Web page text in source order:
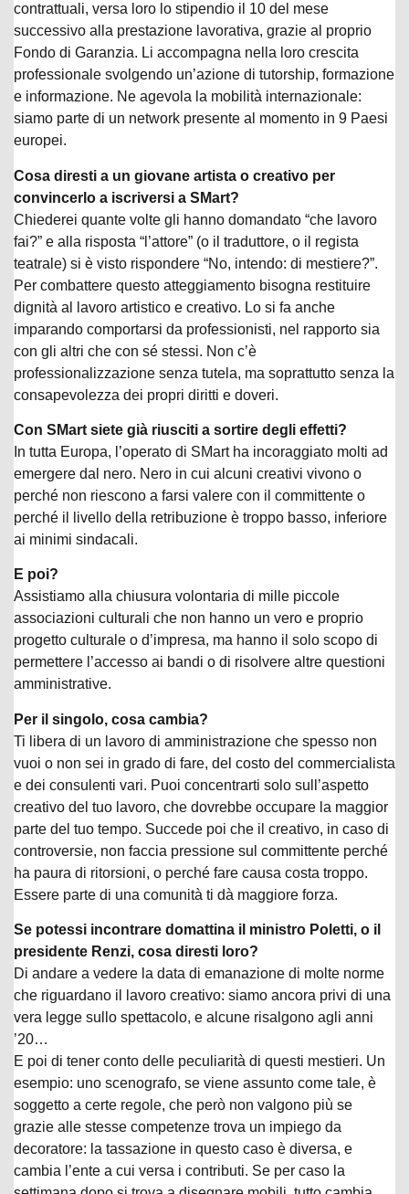
contrattuali, versa loro lo stipendio il 10 del mese
successivo alla prestazione lavorativa, grazie al proprio
Fondo di Garanzia. Li accompagna nella loro crescita
professionale svolgendo un’azione di tutorship, formazione
e informazione. Ne agevola la mobilità internazionale:
siamo parte di un network presente al momento in 9 Paesi
europei.
Cosa diresti a un giovane artista o creativo per
convincerlo a iscriversi a SMart?
Chiederei quante volte gli hanno domandato “che lavoro
fai?” e alla risposta “l’attore” (o il traduttore, o il regista
teatrale) si è visto rispondere “No, intendo: di mestiere?”.
Per combattere questo atteggiamento bisogna restituire
dignità al lavoro artistico e creativo. Lo si fa anche
imparando comportarsi da professionisti, nel rapporto sia
con gli altri che con sé stessi. Non c’è
professionalizzazione senza tutela, ma soprattutto senza la
consapevolezza dei propri diritti e doveri.
Con SMart siete già riusciti a sortire degli effetti?
In tutta Europa, l’operato di SMart ha incoraggiato molti ad
emergere dal nero. Nero in cui alcuni creativi vivono o
perché non riescono a farsi valere con il committente o
perché il livello della retribuzione è troppo basso, inferiore
ai minimi sindacali.
E poi?
Assistiamo alla chiusura volontaria di mille piccole
associazioni culturali che non hanno un vero e proprio
progetto culturale o d’impresa, ma hanno il solo scopo di
permettere l’accesso ai bandi o di risolvere altre questioni
amministrative.
Per il singolo, cosa cambia?
Ti libera di un lavoro di amministrazione che spesso non
vuoi o non sei in grado di fare, del costo del commercialista
e dei consulenti vari. Puoi concentrarti solo sull’aspetto
creativo del tuo lavoro, che dovrebbe occupare la maggior
parte del tuo tempo. Succede poi che il creativo, in caso di
controversie, non faccia pressione sul committente perché
ha paura di ritorsioni, o perché fare causa costa troppo.
Essere parte di una comunità ti dà maggiore forza.
Se potessi incontrare domattina il ministro Poletti, o il
presidente Renzi, cosa diresti loro?
Di andare a vedere la data di emanazione di molte norme
che riguardano il lavoro creativo: siamo ancora privi di una
vera legge sullo spettacolo, e alcune risalgono agli anni
’20…
E poi di tener conto delle peculiarità di questi mestieri. Un
esempio: uno scenografo, se viene assunto come tale, è
soggetto a certe regole, che però non valgono più se
grazie alle stesse competenze trova un impiego da
decoratore: la tassazione in questo caso è diversa, e
cambia l’ente a cui versa i contributi. Se per caso la